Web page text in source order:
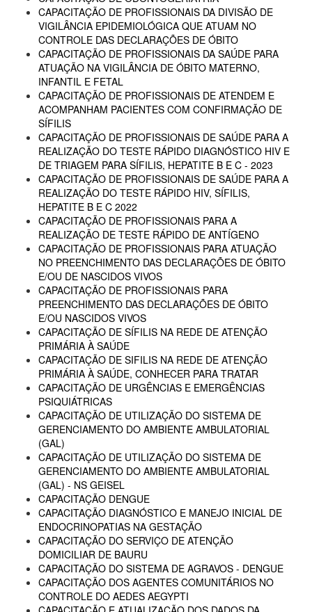
CAPACITAÇÃO DE PROFISSIONAIS DA DIVISÃO DE
VIGILÂNCIA EPIDEMIOLÓGICA QUE ATUAM NO
CONTROLE DAS DECLARAÇÕES DE ÓBITO
CAPACITAÇÃO DE PROFISSIONAIS DA SAÚDE PARA
ATUAÇÃO NA VIGILÂNCIA DE ÓBITO MATERNO,
INFANTIL E FETAL
CAPACITAÇÃO DE PROFISSIONAIS DE ATENDEM E
ACOMPANHAM PACIENTES COM CONFIRMAÇÃO DE
SÍFILIS
CAPACITAÇÃO DE PROFISSIONAIS DE SAÚDE PARA A
REALIZAÇÃO DO TESTE RÁPIDO DIAGNÓSTICO HIV E
DE TRIAGEM PARA SÍFILIS, HEPATITE B E C - 2023
CAPACITAÇÃO DE PROFISSIONAIS DE SAÚDE PARA A
REALIZAÇÃO DO TESTE RÁPIDO HIV, SÍFILIS,
HEPATITE B E C 2022
CAPACITAÇÃO DE PROFISSIONAIS PARA A
REALIZAÇÃO DE TESTE RÁPIDO DE ANTÍGENO
CAPACITAÇÃO DE PROFISSIONAIS PARA ATUAÇÃO
NO PREENCHIMENTO DAS DECLARAÇÕES DE ÓBITO
E/OU DE NASCIDOS VIVOS
CAPACITAÇÃO DE PROFISSIONAIS PARA
PREENCHIMENTO DAS DECLARAÇÕES DE ÓBITO
E/OU NASCIDOS VIVOS
CAPACITAÇÃO DE SÍFILIS NA REDE DE ATENÇÃO
PRIMÁRIA À SAÚDE
CAPACITAÇÃO DE SIFILIS NA REDE DE ATENÇÃO
PRIMÁRIA À SAÚDE, CONHECER PARA TRATAR
CAPACITAÇÃO DE URGÊNCIAS E EMERGÊNCIAS
PSIQUIÁTRICAS
CAPACITAÇÃO DE UTILIZAÇÃO DO SISTEMA DE
GERENCIAMENTO DO AMBIENTE AMBULATORIAL
(GAL)
CAPACITAÇÃO DE UTILIZAÇÃO DO SISTEMA DE
GERENCIAMENTO DO AMBIENTE AMBULATORIAL
(GAL) - NS GEISEL
CAPACITAÇÃO DENGUE
CAPACITAÇÃO DIAGNÓSTICO E MANEJO INICIAL DE
ENDOCRINOPATIAS NA GESTAÇÃO
CAPACITAÇÃO DO SERVIÇO DE ATENÇÃO
DOMICILIAR DE BAURU
CAPACITAÇÃO DO SISTEMA DE AGRAVOS - DENGUE
CAPACITAÇÃO DOS AGENTES COMUNITÁRIOS NO
CONTROLE DO AEDES AEGYPTI